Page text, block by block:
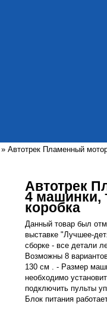
» Автотрек Пламенный
Автотрек
4 машинки,
коробка
Данный товар был
выставке "Лучшее-
сборке - все детали
Возможны 8
130 см . - Размер
необходимо
подключить пульты
Блок питания